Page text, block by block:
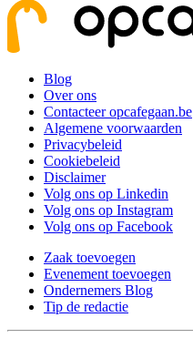
Blog
Over ons
Contacteer opcafegaan.be
Algemene voorwaarden
Privacybeleid
Cookiebeleid
Disclaimer
Volg ons op Linkedin
Volg ons op Instagram
Volg ons op Facebook
Zaak toevoegen
Evenement toevoegen
Ondernemers Blog
Tip de redactie